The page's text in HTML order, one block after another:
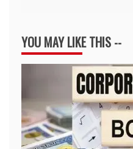
YOU MAY LIKE THIS --